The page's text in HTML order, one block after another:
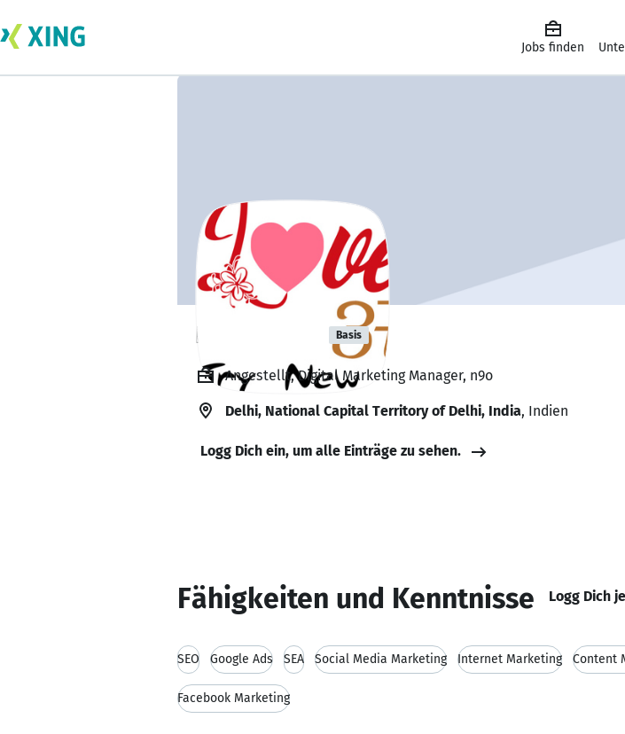
Jobs finden
Love Aasan Basis
Angestellt, Digital Marketing Manager, n9o
Delhi, National Capital Territory of Delhi, India, Indien
Logg Dich ein, um alle Einträge zu sehen.
Fähigkeiten und Kenntnisse Logg Dich
SEO Google Ads SEA Social Media Marketing Internet Marketing Content
Facebook Marketing